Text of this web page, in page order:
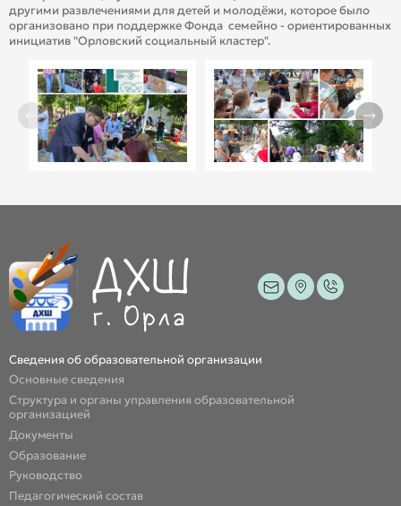
другими развлечениями для детей и молодёжи, которое было
организовано при поддержке Фонда семейно - ориентированных
инициатив "Орловский социальный кластер".
Сведения об образовательной организации
Основные сведения
Структура и органы управления образовательной
организацией
Документы
Образование
Руководство
Педагогический состав